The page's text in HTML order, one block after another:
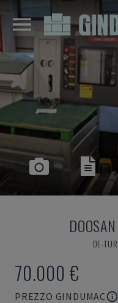
DOOSAN
DE-
70.000 €
PREZZO GINDUMAC